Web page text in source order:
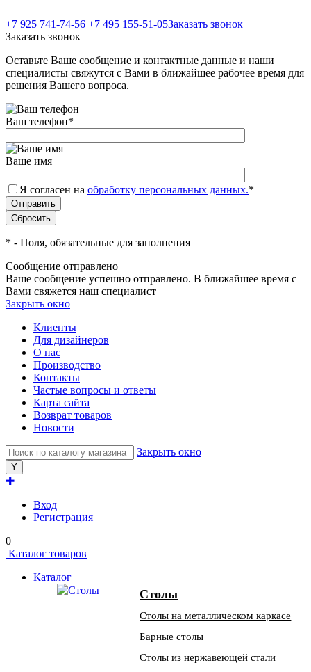
+7 925 741-74-56 +7 495 155-51-05Заказать звонок
Заказать звонок
Оставьте Ваше сообщение и контактные данные и наши
специалисты свяжутся с Вами в ближайшее рабочее время для
решения Вашего вопроса.
Ваш телефон*
Ваше имя
Я согласен на обработку персональных данных.*
* - Поля, обязательные для заполнения
Сообщение отправлено
Ваше сообщение успешно отправлено. В ближайшее время с
Вами свяжется наш специалист
Закрыть окно
Клиенты
Для дизайнеров
О нас
Производство
Контакты
Частые вопросы и ответы
Карта сайта
Возврат товаров
Новости
Закрыть окно
✚
Вход
Регистрация
0
Каталог товаров
Каталог
Столы
Столы на металлическом каркасе
Барные столы
Столы из нержавеющей стали